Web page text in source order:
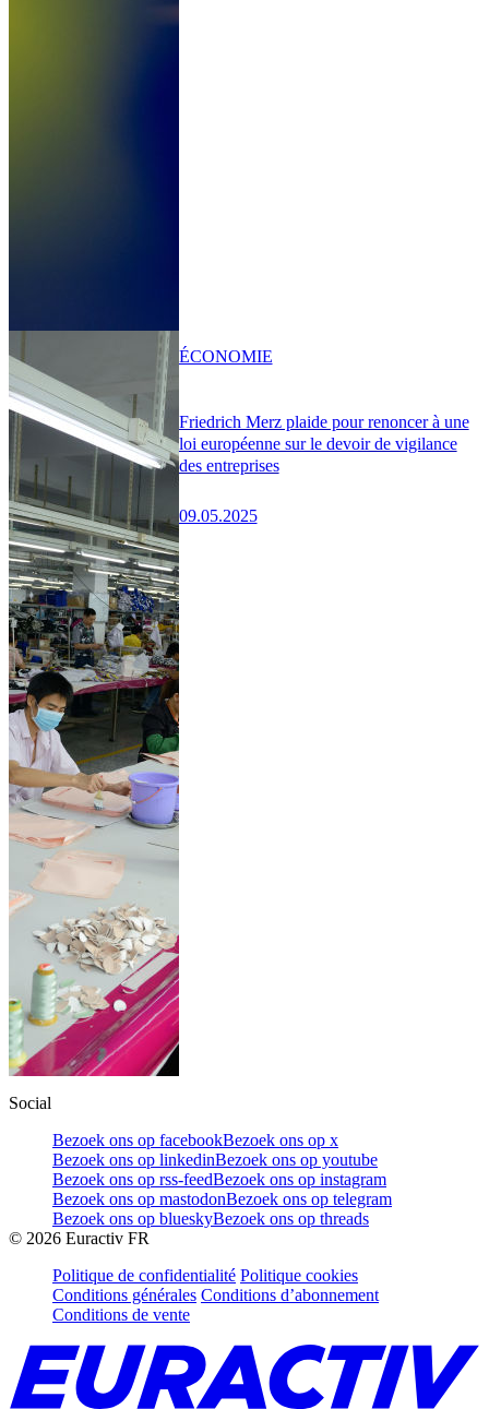
Friedrich Merz plaide pour renoncer à une
loi européenne sur le devoir de vigilance
des entreprises
09.05.2025
ÉCONOMIE
Social
Bezoek ons op facebookBezoek ons op x
Bezoek ons op linkedinBezoek ons op youtube
Bezoek ons op rss-feedBezoek ons op instagram
Bezoek ons op mastodonBezoek ons op telegram
Bezoek ons op blueskyBezoek ons op threads
© 2026 Euractiv FR
Politique de confidentialité Politique cookies
Conditions générales Conditions d’abonnement
Conditions de vente